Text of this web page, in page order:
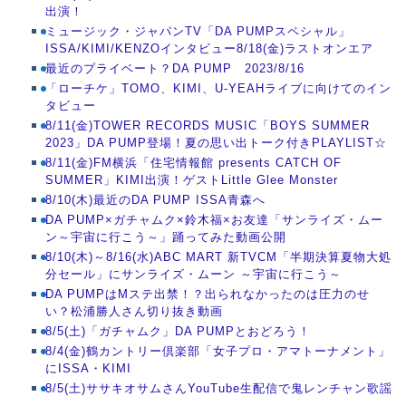
出演！
ミュージック・ジャパンTV「DA PUMPスペシャル」
ISSA/KIMI/KENZOインタビュー8/18(金)ラストオンエア
最近のプライベート？DA PUMP 2023/8/16
「ローチケ」TOMO、KIMI、U-YEAHライブに向けてのイン
タビュー
8/11(金)TOWER RECORDS MUSIC「BOYS SUMMER
2023」DA PUMP登場！夏の思い出トーク付きPLAYLIST☆
8/11(金)FM横浜「住宅情報館 presents CATCH OF
SUMMER」KIMI出演！ゲストLittle Glee Monster
8/10(木)最近のDA PUMP ISSA青森へ
DA PUMP×ガチャムク×鈴木福×お友達「サンライズ・ムー
ン～宇宙に行こう～」踊ってみた動画公開
8/10(木)～8/16(水)ABC MART 新TVCM「半期決算夏物大処
分セール」にサンライズ・ムーン ～宇宙に行こう～
DA PUMPはMステ出禁！？出られなかったのは圧力のせ
い？松浦勝人さん切り抜き動画
8/5(土)「ガチャムク」DA PUMPとおどろう！
8/4(金)鶴カントリー倶楽部「女子プロ・アマトーナメント」
にISSA・KIMI
8/5(土)ササキオサムさんYouTube生配信で鬼レンチャン歌謡